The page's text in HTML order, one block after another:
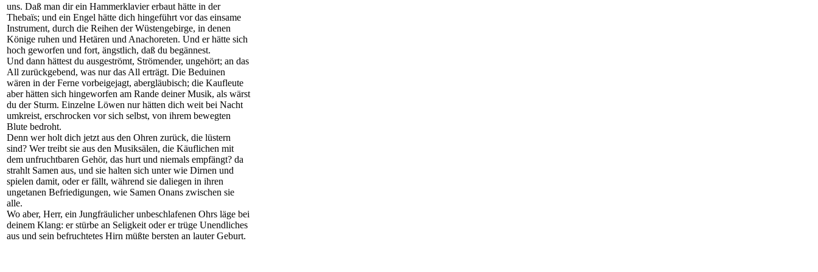
uns. Daß man dir ein Hammerklavier erbaut hätte in der
Thebaïs; und ein Engel hätte dich hingeführt vor das einsame
Instrument, durch die Reihen der Wüstengebirge, in denen
Könige ruhen und Hetären und Anachoreten. Und er hätte sich
hoch geworfen und fort, ängstlich, daß du begännest.
Und dann hättest du ausgeströmt, Strömender, ungehört; an das
All zurückgebend, was nur das All erträgt. Die Beduinen
wären in der Ferne vorbeigejagt, abergläubisch; die Kaufleute
aber hätten sich hingeworfen am Rande deiner Musik, als wärst
du der Sturm. Einzelne Löwen nur hätten dich weit bei Nacht
umkreist, erschrocken vor sich selbst, von ihrem bewegten
Blute bedroht.
Denn wer holt dich jetzt aus den Ohren zurück, die lüstern
sind? Wer treibt sie aus den Musiksälen, die Käuflichen mit
dem unfruchtbaren Gehör, das hurt und niemals empfängt? da
strahlt Samen aus, und sie halten sich unter wie Dirnen und
spielen damit, oder er fällt, während sie daliegen in ihren
ungetanen Befriedigungen, wie Samen Onans zwischen sie
alle.
Wo aber, Herr, ein Jungfräulicher unbeschlafenen Ohrs läge bei
deinem Klang: er stürbe an Seligkeit oder er trüge Unendliches
aus und sein befruchtetes Hirn müßte bersten an lauter Geburt.